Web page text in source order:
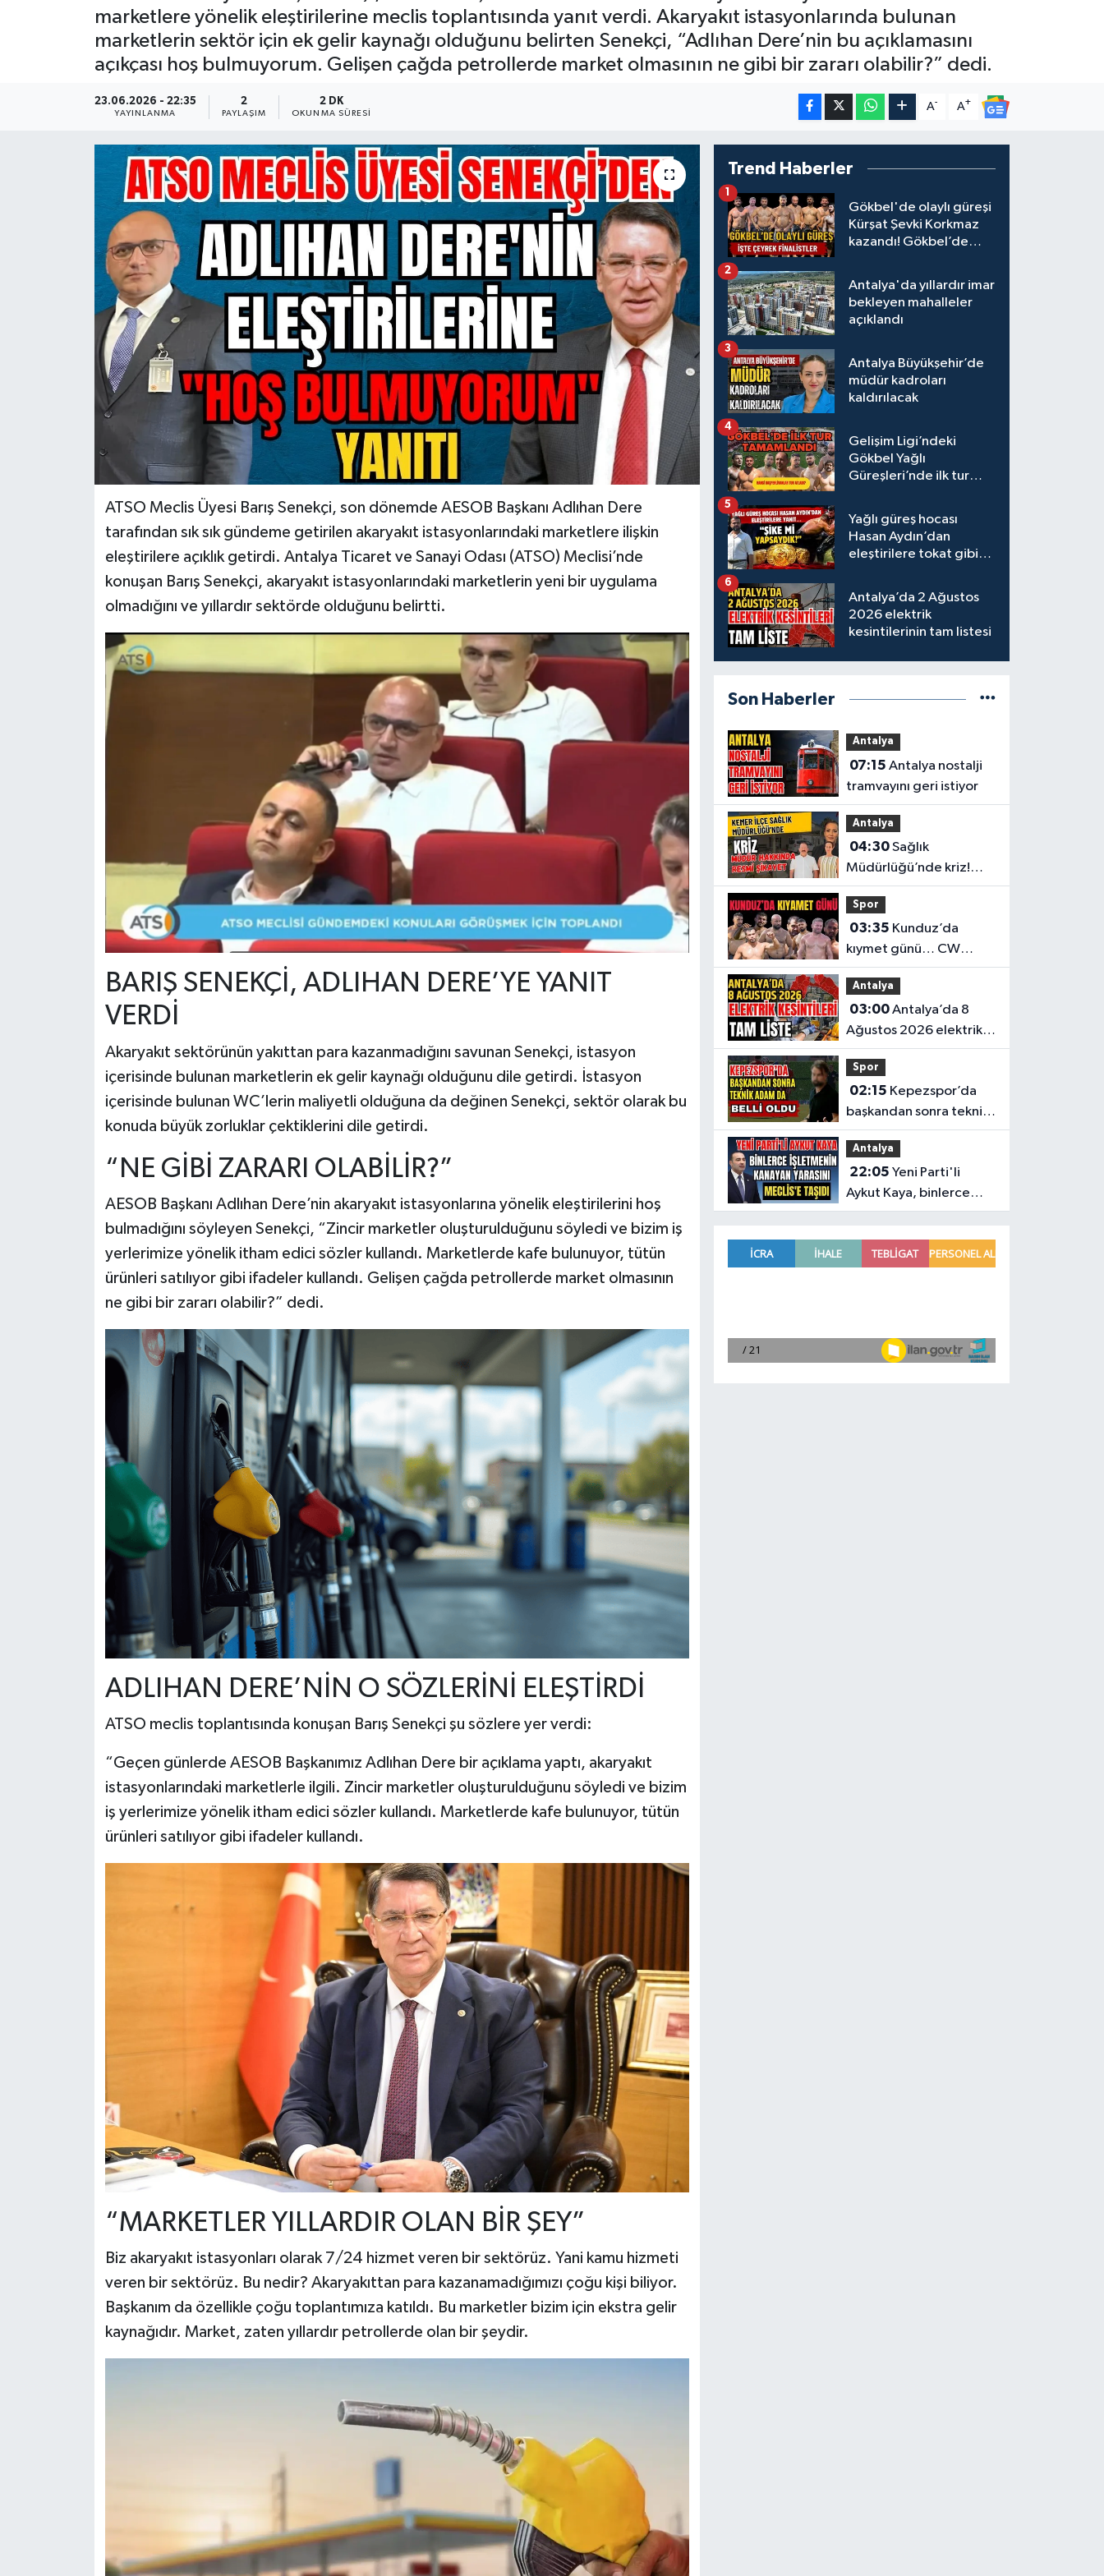
marketlere yönelik eleştirilerine meclis toplantısında yanıt verdi. Akaryakıt istasyonlarında bulunan
marketlerin sektör için ek gelir kaynağı olduğunu belirten Senekçi, “Adlıhan Dere’nin bu açıklamasını
açıkçası hoş bulmuyorum. Gelişen çağda petrollerde market olmasının ne gibi bir zararı olabilir?” dedi.
23.06.2026 - 22:35
YAYINLANMA
2
PAYLAŞIM
2 DK
OKUNMA SÜRESI
A- A+
ATSO Meclis Üyesi Barış Senekçi, son dönemde AESOB Başkanı Adlıhan Dere
tarafından sık sık gündeme getirilen akaryakıt istasyonlarındaki marketlere ilişkin
eleştirilere açıklık getirdi. Antalya Ticaret ve Sanayi Odası (ATSO) Meclisi’nde
konuşan Barış Senekçi, akaryakıt istasyonlarındaki marketlerin yeni bir uygulama
olmadığını ve yıllardır sektörde olduğunu belirtti.
BARIŞ SENEKÇİ, ADLIHAN DERE’YE YANIT
VERDİ
Akaryakıt sektörünün yakıttan para kazanmadığını savunan Senekçi, istasyon
içerisinde bulunan marketlerin ek gelir kaynağı olduğunu dile getirdi. İstasyon
içerisinde bulunan WC’lerin maliyetli olduğuna da değinen Senekçi, sektör olarak bu
konuda büyük zorluklar çektiklerini dile getirdi.
“NE GİBİ ZARARI OLABİLİR?”
AESOB Başkanı Adlıhan Dere’nin akaryakıt istasyonlarına yönelik eleştirilerini hoş
bulmadığını söyleyen Senekçi, “Zincir marketler oluşturulduğunu söyledi ve bizim iş
yerlerimize yönelik itham edici sözler kullandı. Marketlerde kafe bulunuyor, tütün
ürünleri satılıyor gibi ifadeler kullandı. Gelişen çağda petrollerde market olmasının
ne gibi bir zararı olabilir?” dedi.
ADLIHAN DERE’NİN O SÖZLERİNİ ELEŞTİRDİ
ATSO meclis toplantısında konuşan Barış Senekçi şu sözlere yer verdi:
“Geçen günlerde AESOB Başkanımız Adlıhan Dere bir açıklama yaptı, akaryakıt
istasyonlarındaki marketlerle ilgili. Zincir marketler oluşturulduğunu söyledi ve bizim
iş yerlerimize yönelik itham edici sözler kullandı. Marketlerde kafe bulunuyor, tütün
ürünleri satılıyor gibi ifadeler kullandı.
“MARKETLER YILLARDIR OLAN BİR ŞEY”
Biz akaryakıt istasyonları olarak 7/24 hizmet veren bir sektörüz. Yani kamu hizmeti
veren bir sektörüz. Bu nedir? Akaryakıttan para kazanamadığımızı çoğu kişi biliyor.
Başkanım da özellikle çoğu toplantımıza katıldı. Bu marketler bizim için ekstra gelir
kaynağıdır. Market, zaten yıllardır petrollerde olan bir şeydir.
Trend Haberler
Gökbel'de olaylı güreşi
Kürşat Şevki Korkmaz
kazandı! Gökbel’de
Gürbüz elendi!
1
Antalya'da yıllardır imar
bekleyen mahalleler
açıklandı
2
Antalya Büyükşehir’de
müdür kadroları
kaldırılacak
3
Gelişim Ligi’ndeki
Gökbel Yağlı
Güreşleri’nde ilk tur
4
Yağlı güreş hocası
Hasan Aydın’dan
eleştirilere tokat gibi
5
Antalya’da 2 Ağustos
2026 elektrik
kesintilerinin tam listesi
6
Son Haberler
Antalya
07:15
tramvayını geri istiyor
Antalya
04:30Sağlık
Müdürlüğü’nde kriz!
Müdür hakkında resmi
şikayet
Spor
03:35
kıymet günü… CW
Enerji Yağlı Güreş
Ligi’nin 6. Etabı öncesi
nefesler tutuldu
Antalya
03:00Antalya’da 8
Ağustos 2026 elektrik
kesintilerinin tam listesi
Spor
02:15
başkandan sonra teknik
adam da belli oldu
Antalya
22:05
Aykut Kaya, binlerce
işletmenin kanayan
Kültür & Sanat
Sağlık & Yaşam
Siyaset